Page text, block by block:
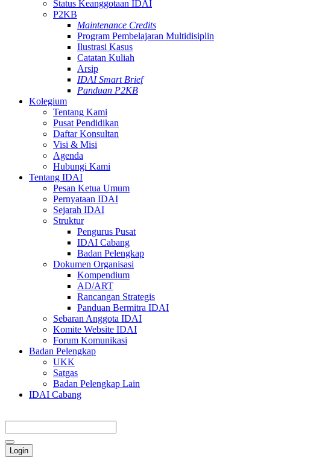
Status Keanggotaan IDAI
P2KB
Maintenance Credits
Program Pembelajaran Multidisiplin
Ilustrasi Kasus
Catatan Kuliah
Arsip
IDAI Smart Brief
Panduan P2KB
Kolegium
Tentang Kami
Pusat Pendidikan
Daftar Konsultan
Visi & Misi
Agenda
Hubungi Kami
Tentang IDAI
Pesan Ketua Umum
Pernyataan IDAI
Sejarah IDAI
Struktur
Pengurus Pusat
IDAI Cabang
Badan Pelengkap
Dokumen Organisasi
Kompendium
AD/ART
Rancangan Strategis
Panduan Bermitra IDAI
Sebaran Anggota IDAI
Komite Website IDAI
Forum Komunikasi
Badan Pelengkap
UKK
Satgas
Badan Pelengkap Lain
IDAI Cabang
Login